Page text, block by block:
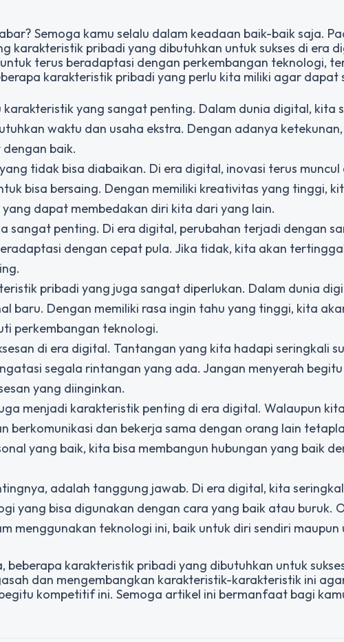
Semoga kamu selalu dalam keadaan baik-baik saja.
karakteristik pribadi yang dibutuhkan untuk sukses di era
terus beradaptasi dengan perkembangan teknologi,
karakteristik pribadi yang perlu kita miliki agar dapat
karakteristik yang sangat penting. Dalam dunia digital, kita
waktu dan usaha ekstra. Dengan adanya
baik.
tidak bisa diabaikan. Di era digital, inovasi terus
bisa bersaing. Dengan memiliki kreativitas yang tinggi,
dapat membedakan diri kita dari yang lain.
sangat penting. Di era digital, perubahan terjadi dengan
dengan cepat pula. Jika tidak, kita akan
pribadi yang juga sangat diperlukan. Dalam dunia
baru. Dengan memiliki rasa ingin tahu yang tinggi, kita
perkembangan teknologi.
di era digital. Tantangan yang kita hadapi seringkali
segala rintangan yang ada. Jangan menyerah
yang diinginkan.
menjadi karakteristik penting di era digital. Walaupun
berkomunikasi dan bekerja sama dengan orang lain
yang baik, kita bisa membangun hubungan yang baik
adalah tanggung jawab. Di era digital, kita
yang bisa digunakan dengan cara yang baik atau buruk.
menggunakan teknologi ini, baik untuk diri sendiri maupun
beberapa karakteristik pribadi yang dibutuhkan untuk
dan mengembangkan karakteristik-karakteristik ini
kompetitif ini. Semoga artikel ini bermanfaat bagi